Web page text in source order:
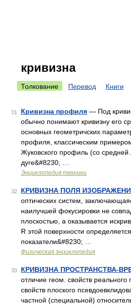
кривизна
Толкование Перевод Книги
31 Кривизна профиля — Под
обычно понимают кривизну его
основных геометричских
профиля, классическим
Жуковского профиль (со средней
дуге&#8230; …
Энциклопедия техники
32 КРИВИЗНА ПОЛЯ
оптических систем,
наилучшей фокусировки не
плоскостью, а оказывается
R этой поверхности
показатели&#8230; …
Физическая энциклопедия
33 КРИВИЗНА ПРОСТРАНСТВА-
отличие геом. свойств
свойств плоского
частной (специальной)